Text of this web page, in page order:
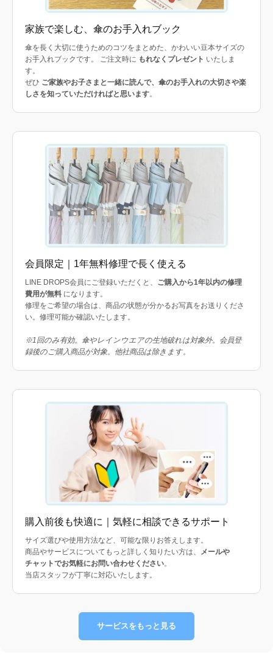
家族で楽しむ、傘のお手入れブック
傘を長く大切に使うためのコツをまとめた、かわいい豆本サイズの
お手入れブックです。 ご注文時に もれなくプレゼント いたしま
す。
ぜひ ご家族やお子さまと一緒に読んで、傘のお手入れの大切さや楽
しさを知っていただければと思います。
会員限定｜1年無料修理で長く使える
LINE DROPS会員にご登録いただくと、 ご購入から1年以内の修理
費用が無料 になります。
修理をご希望の場合は、商品の状態が分かるお写真をお送りくださ
い。修理可能か確認いたします。
※1回のみ有効。傘やレインウエアの生地破れは対象外。会員登
録後のご購入商品が対象。他社商品は除きます。
購入前後も快適に｜気軽に相談できるサポート
サイズ選びや使用方法など、可能な限りお答えします。
商品やサービスについてもっと詳しく知りたい方は、 メールや
チャットでお気軽にお問い合わせください。
当店スタッフが丁寧に対応いたします。
サービスをもっと見る